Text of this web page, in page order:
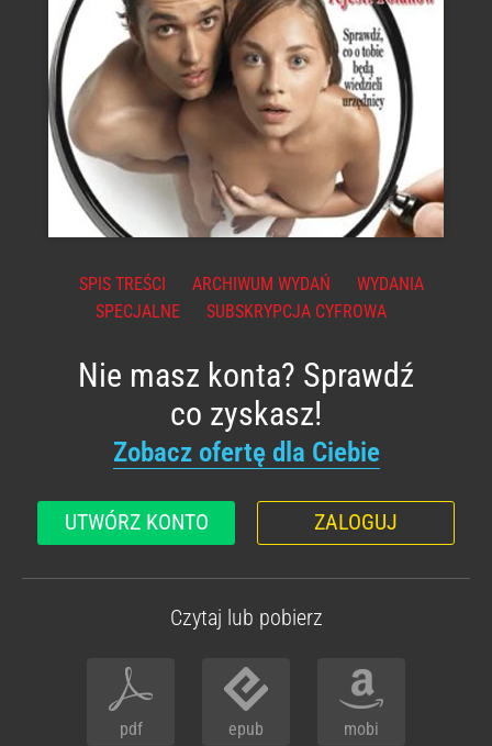
SPIS TREŚCI ARCHIWUM WYDAŃ
WYDANIA
SPECJALNE
SUBSKRYPCJA CYFROWA
Nie masz konta? Sprawdź
co zyskasz!
Zobacz ofertę dla Ciebie
UTWÓRZ KONTO ZALOGUJ
Czytaj lub pobierz
pdf epub mobi